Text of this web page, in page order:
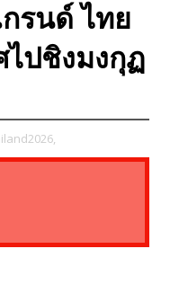
รนด์ ไทย
ปชิงมงกุฏ